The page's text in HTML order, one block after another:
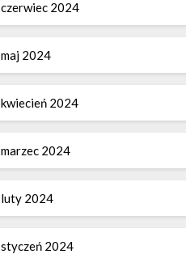
czerwiec 2024
maj 2024
kwiecień 2024
marzec 2024
luty 2024
styczeń 2024